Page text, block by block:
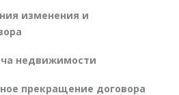
изменения и
недвижимости
прекращение договора